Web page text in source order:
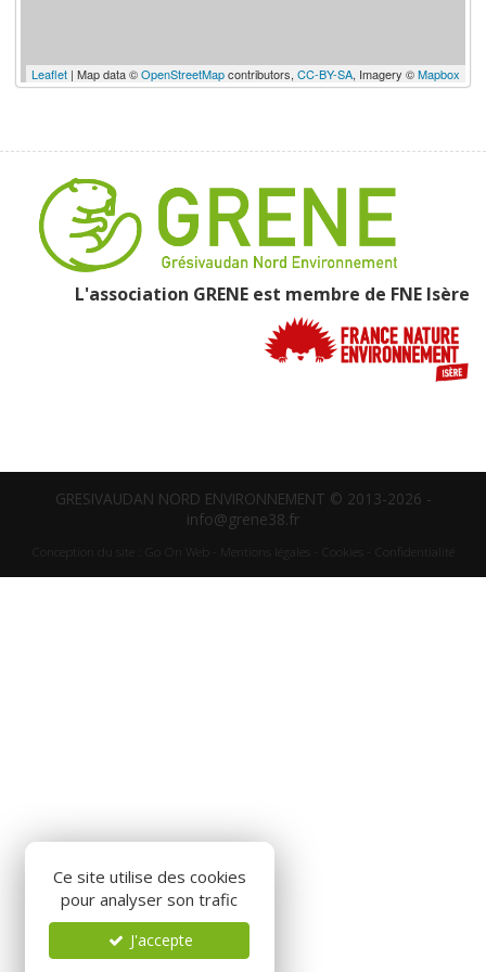
Leaflet | Map data ©OpenStreetMapcontributors, CC-BY-SA, Imagery ©Mapbox
L'association GRENE est membre de FNE Isère
GRESIVAUDAN NORD ENVIRONNEMENT © 2013-2026 -
info@grene38.fr
Conception du site : Go On Web Mentions légales Confidentialité
Ce site utilise des cookies
pour analyser son trafic
J'accepte